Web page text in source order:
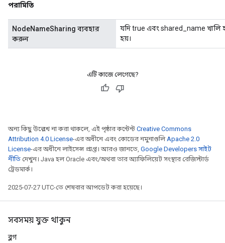
পরামিতি
NodeNameSharing ব্যবহার
করুন
যদি true এবং shared_name খালি
হয়।
এটি কাজে লেগেছে?
অন্য কিছু উল্লেখ না করা থাকলে, এই পৃষ্ঠার কন্টেন্ট Creative Commons
Attribution 4.0 License-এর অধীনে এবং কোডের নমুনাগুলিApache 2.0
License-এর অধীনে লাইসেন্স প্রাপ্ত। আরও জানতে, Google Developers সাইট
নীতি দেখুন। Java হল Oracle এবং/অথবা তার অ্যাফিলিয়েট সংস্থার রেজিস্টার্ড
ট্রেডমার্ক।
2025-07-27 UTC-তে শেষবার আপডেট করা হয়েছে।
সবসময় যুক্ত থাকুন
ব্লগ